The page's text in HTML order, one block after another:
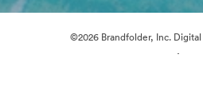
©2026 Brandfolder, Inc.
·